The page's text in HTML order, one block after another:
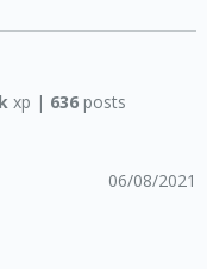
xp | 636posts
06/08/2021